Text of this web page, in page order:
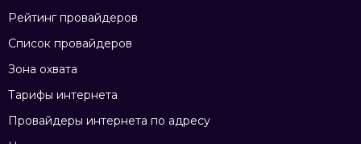
Рейтинг провайдеров
Список провайдеров
Зона охвата
Тарифы интернета
Провайдеры интернета по адресу